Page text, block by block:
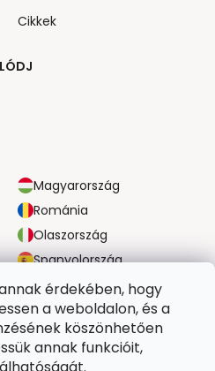
érdekében, hogy
a weboldalon, és a
köszönhetően
annak funkcióit,
Magyarország
Románia
Olaszország
Spanyolország
Ausztria
Cikkek